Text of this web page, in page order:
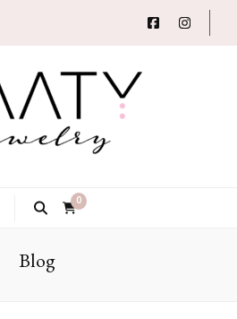
0
Blog